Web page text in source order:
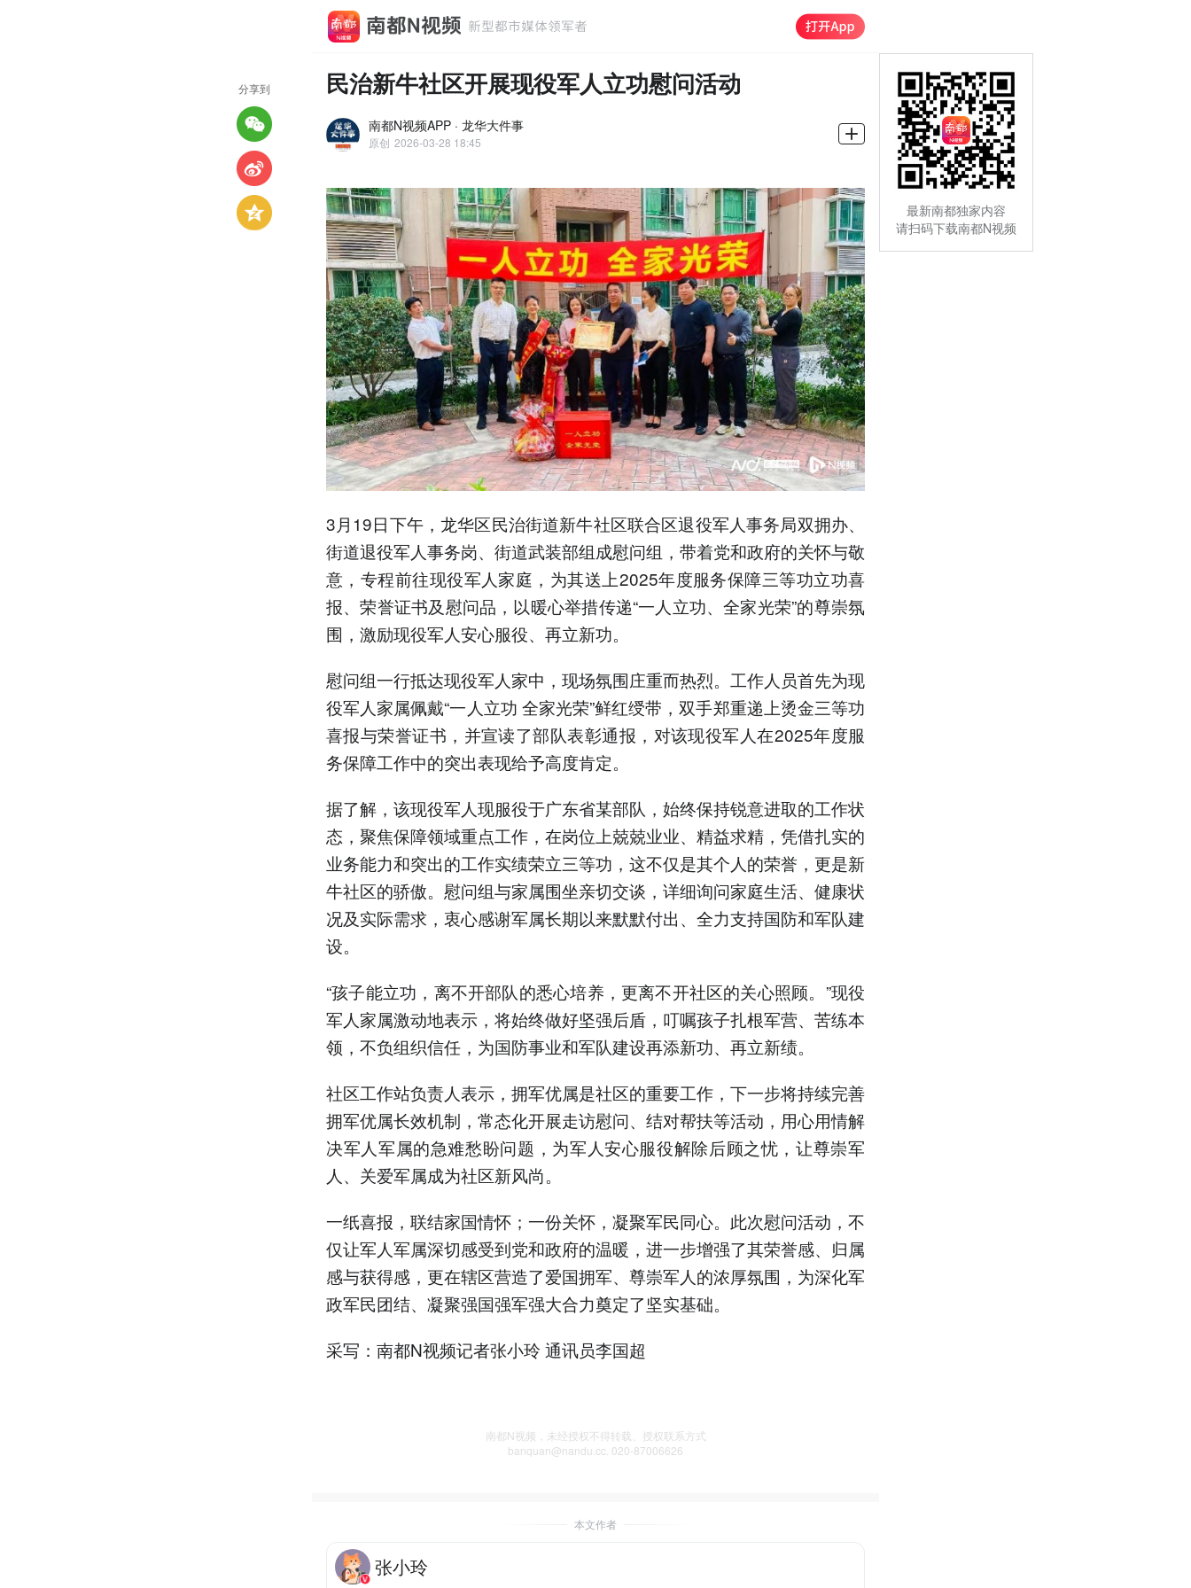
民治新牛社区开展现役军人立功慰问活动
南都N视频APP · 龙华大件事
原创 2026-03-28 18:45
3月19日下午，龙华区民治街道新牛社区联合区退役军人事务局双拥办、
街道退役军人事务岗、街道武装部组成慰问组，带着党和政府的关怀与敬
意，专程前往现役军人家庭，为其送上2025年度服务保障三等功立功喜
报、荣誉证书及慰问品，以暖心举措传递“一人立功、全家光荣”的尊崇氛
围，激励现役军人安心服役、再立新功。
慰问组一行抵达现役军人家中，现场氛围庄重而热烈。工作人员首先为现
役军人家属佩戴“一人立功 全家光荣”鲜红绶带，双手郑重递上烫金三等功
喜报与荣誉证书，并宣读了部队表彰通报，对该现役军人在2025年度服
务保障工作中的突出表现给予高度肯定。
据了解，该现役军人现服役于广东省某部队，始终保持锐意进取的工作状
态，聚焦保障领域重点工作，在岗位上兢兢业业、精益求精，凭借扎实的
业务能力和突出的工作实绩荣立三等功，这不仅是其个人的荣誉，更是新
牛社区的骄傲。慰问组与家属围坐亲切交谈，详细询问家庭生活、健康状
况及实际需求，衷心感谢军属长期以来默默付出、全力支持国防和军队建
设。
“孩子能立功，离不开部队的悉心培养，更离不开社区的关心照顾。”现役
军人家属激动地表示，将始终做好坚强后盾，叮嘱孩子扎根军营、苦练本
领，不负组织信任，为国防事业和军队建设再添新功、再立新绩。
社区工作站负责人表示，拥军优属是社区的重要工作，下一步将持续完善
拥军优属长效机制，常态化开展走访慰问、结对帮扶等活动，用心用情解
决军人军属的急难愁盼问题，为军人安心服役解除后顾之忧，让尊崇军
人、关爱军属成为社区新风尚。
一纸喜报，联结家国情怀；一份关怀，凝聚军民同心。此次慰问活动，不
仅让军人军属深切感受到党和政府的温暖，进一步增强了其荣誉感、归属
感与获得感，更在辖区营造了爱国拥军、尊崇军人的浓厚氛围，为深化军
政军民团结、凝聚强国强军强大合力奠定了坚实基础。
采写：南都N视频记者张小玲 通讯员李国超
南都N视频，未经授权不得转载、授权联系方式
banquan@nandu.cc. 020-87006626
本文作者
张小玲
分享到
最新南都独家内容
请扫码下载南都N视频